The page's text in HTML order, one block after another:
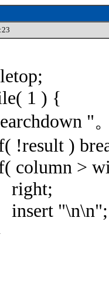
1 ) {
"
)
>
"\n\n";